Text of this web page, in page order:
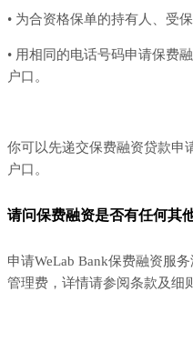
• 为合资格保单的持有人、受
• 用相同的电话号码申请保费
户口。
你可以先递交保费融资贷款申
户口。
请问保费融资是否有任何其
申请WeLab Bank保费融资服
管理费，详情请参阅条款及细